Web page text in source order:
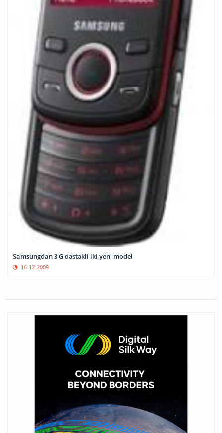
Samsungdan 3 G dəstəkli iki yeni model
16-12-2009